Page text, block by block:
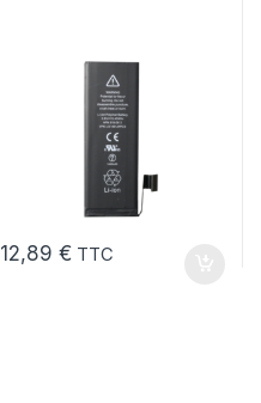
12,89 € TTC